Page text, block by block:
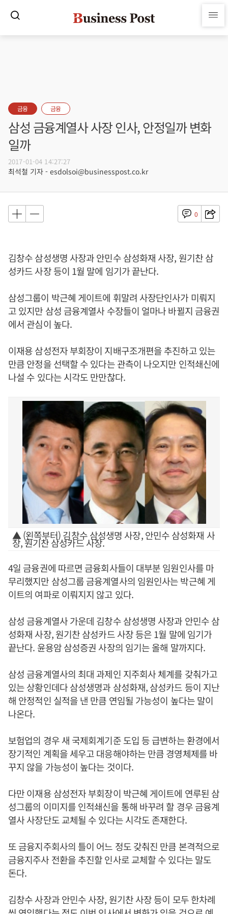
금융 금융
삼성 금융계열사 사장 인사, 안정일까 변화
일까
2017-01-04 14:27:27
최석철 기자 - esdolsoi@businesspost.co.kr
0
김창수 삼성생명 사장과 안민수 삼성화재 사장, 원기찬 삼
성카드 사장 등이 1월 말에 임기가 끝난다.
삼성그룹이 박근혜 게이트에 휘말려 사장단인사가 미뤄지
고 있지만 삼성 금융계열사 수장들이 얼마나 바뀔지 금융권
에서 관심이 높다.
이재용 삼성전자 부회장이 지배구조개편을 추진하고 있는
만큼 안정을 선택할 수 있다는 관측이 나오지만 인적쇄신에
나설 수 있다는 시각도 만만찮다.
▲ (왼쪽부터) 김창수 삼성생명 사장, 안민수 삼성화재 사
장, 원기찬 삼성카드 사장.
4일 금융권에 따르면 금융회사들이 대부분 임원인사를 마
무리했지만 삼성그룹 금융계열사의 임원인사는 박근혜 게
이트의 여파로 이뤄지지 않고 있다.
삼성 금융계열사 가운데 김창수 삼성생명 사장과 안민수 삼
성화재 사장, 원기찬 삼성카드 사장 등은 1월 말에 임기가
끝난다. 윤용암 삼성증권 사장의 임기는 올해 말까지다.
삼성 금융계열사의 최대 과제인 지주회사 체계를 갖춰가고
있는 상황인데다 삼성생명과 삼성화재, 삼성카드 등이 지난
해 안정적인 실적을 낸 만큼 연임될 가능성이 높다는 말이
나온다.
보험업의 경우 새 국제회계기준 도입 등 급변하는 환경에서
장기적인 계획을 세우고 대응해야하는 만큼 경영체제를 바
꾸지 않을 가능성이 높다는 것이다.
다만 이재용 삼성전자 부회장이 박근혜 게이트에 연루된 삼
성그룹의 이미지를 인적쇄신을 통해 바꾸려 할 경우 금융계
열사 사장단도 교체될 수 있다는 시각도 존재한다.
또 금융지주회사의 틀이 어느 정도 갖춰진 만큼 본격적으로
금융지주사 전환을 추진할 인사로 교체할 수 있다는 말도
돈다.
김창수 사장과 안민수 사장, 원기찬 사장 등이 모두 한차례